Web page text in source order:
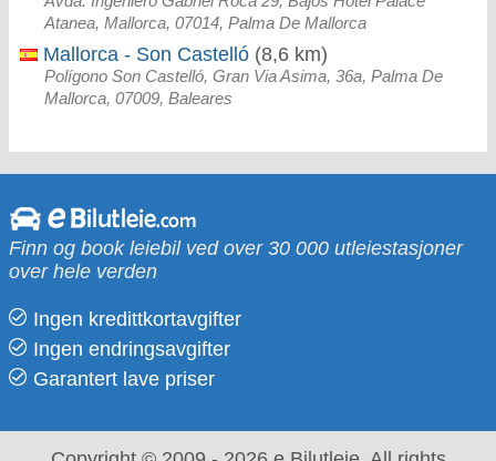
Atanea, Mallorca, 07014, Palma De Mallorca
Mallorca - Son Castelló (8,6 km)
Polígono Son Castelló, Gran Via Asima, 36a, Palma De
Mallorca, 07009, Baleares
Finn og book leiebil ved over 30 000 utleiestasjoner
over hele verden
Ingen kredittkortavgifter
Ingen endringsavgifter
Garantert lave priser